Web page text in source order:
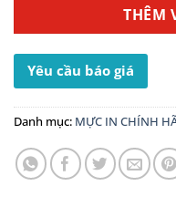
THÊM
Yêu cầu báo giá
Danh mục: MỰC IN CHÍNH